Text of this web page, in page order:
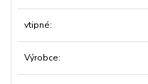
vtipné
Výrobce